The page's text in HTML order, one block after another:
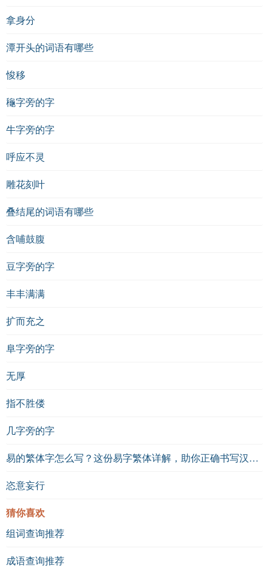
拿身分
潭开头的词语有哪些
悛移
龝字旁的字
牛字旁的字
呼应不灵
雕花刻叶
叠结尾的词语有哪些
含哺鼓腹
豆字旁的字
丰丰满满
扩而充之
阜字旁的字
无厚
指不胜偻
几字旁的字
易的繁体字怎么写？这份易字繁体详解，助你正确书写汉字_汉字繁体学习
恣意妄行
猜你喜欢
组词查询推荐
成语查询推荐